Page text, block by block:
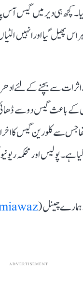
کچھ ہی دیر میں گیس
پھیل گیا اورانہیں
سے بچنے کے لئے
کے باعث گیس دو سے
جس سے کلورین گیس کا
ہے۔ پولیس اور محکمہ
ہمارے چینل (
ADVERTISEMENT